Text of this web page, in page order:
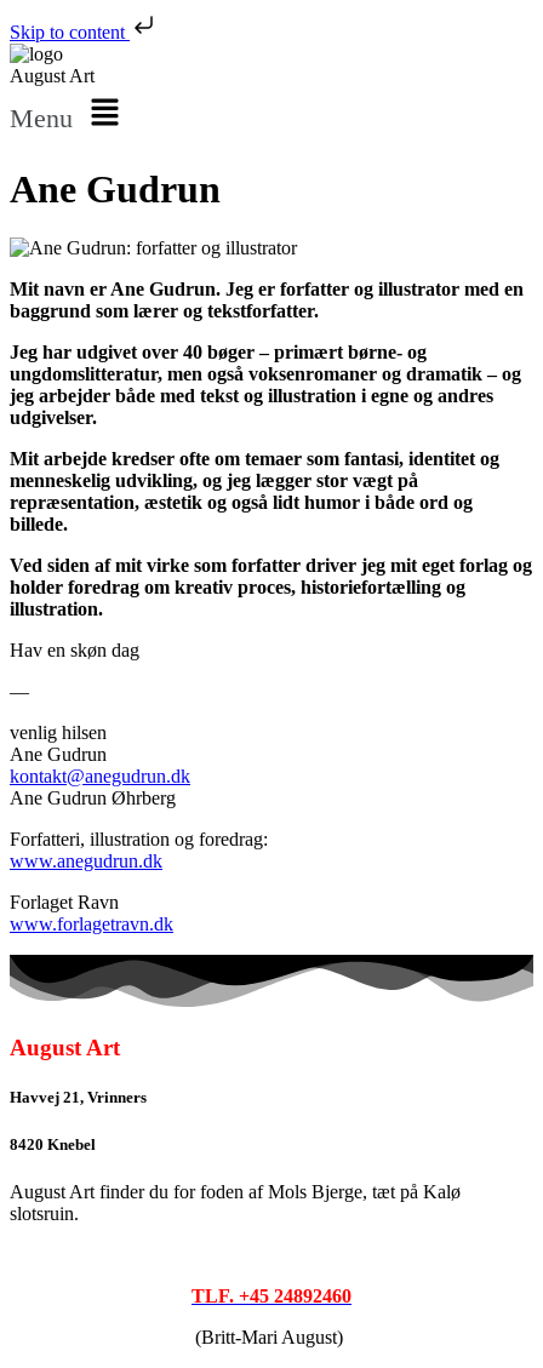
Skip to content
August Art
Menu
Ane Gudrun
Mit navn er Ane Gudrun. Jeg er forfatter og illustrator med en
baggrund som lærer og tekstforfatter.
Jeg har udgivet over 40 bøger – primært børne- og
ungdomslitteratur, men også voksenromaner og dramatik – og
jeg arbejder både med tekst og illustration i egne og andres
udgivelser.
Mit arbejde kredser ofte om temaer som fantasi, identitet og
menneskelig udvikling, og jeg lægger stor vægt på
repræsentation, æstetik og også lidt humor i både ord og
billede.
Ved siden af mit virke som forfatter driver jeg mit eget forlag og
holder foredrag om kreativ proces, historiefortælling og
illustration.
Hav en skøn dag
—
venlig hilsen
Ane Gudrun
kontakt@anegudrun.dk
Ane Gudrun Øhrberg
Forfatteri, illustration og foredrag:
www.anegudrun.dk
Forlaget Ravn
www.forlagetravn.dk
August Art
Havvej 21, Vrinners
8420 Knebel
August Art finder du for foden af Mols Bjerge, tæt på Kalø
slotsruin.
TLF. +45 24892460
(Britt-Mari August)